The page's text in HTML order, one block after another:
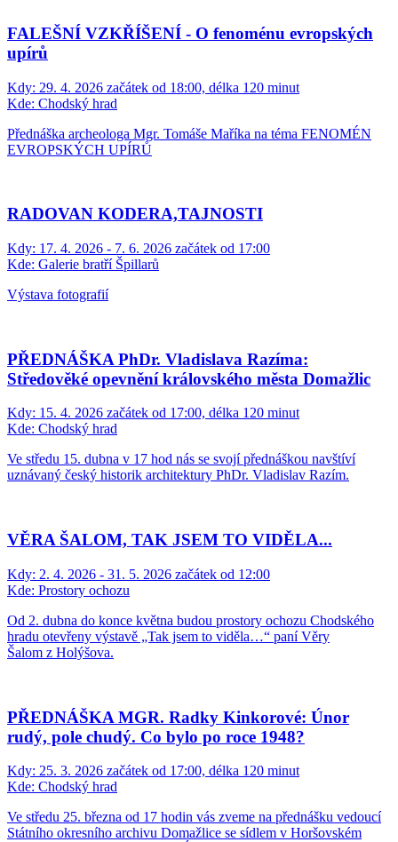
FALEŠNÍ VZKŘÍŠENÍ - O fenoménu evropských
upírů
Kdy: 29. 4. 2026 začátek od 18:00, délka 120 minut
Kde: Chodský hrad
Přednáška archeologa Mgr. Tomáše Maříka na téma FENOMÉN
EVROPSKÝCH UPÍRŮ
RADOVAN KODERA,TAJNOSTI
Kdy: 17. 4. 2026 - 7. 6. 2026 začátek od 17:00
Kde: Galerie bratří Špillarů
Výstava fotografií
PŘEDNÁŠKA PhDr. Vladislava Razíma:
Středověké opevnění královského města Domažlic
Kdy: 15. 4. 2026 začátek od 17:00, délka 120 minut
Kde: Chodský hrad
Ve středu 15. dubna v 17 hod nás se svojí přednáškou navštíví
uznávaný český historik architektury PhDr. Vladislav Razím.
VĚRA ŠALOM, TAK JSEM TO VIDĚLA...
Kdy: 2. 4. 2026 - 31. 5. 2026 začátek od 12:00
Kde: Prostory ochozu
Od 2. dubna do konce května budou prostory ochozu Chodského
hradu otevřeny výstavě „Tak jsem to viděla…“ paní Věry
Šalom z Holýšova.
PŘEDNÁŠKA MGR. Radky Kinkorové: Únor
rudý, pole chudý. Co bylo po roce 1948?
Kdy: 25. 3. 2026 začátek od 17:00, délka 120 minut
Kde: Chodský hrad
Ve středu 25. března od 17 hodin vás zveme na přednášku vedoucí
Státního okresního archivu Domažlice se sídlem v Horšovském